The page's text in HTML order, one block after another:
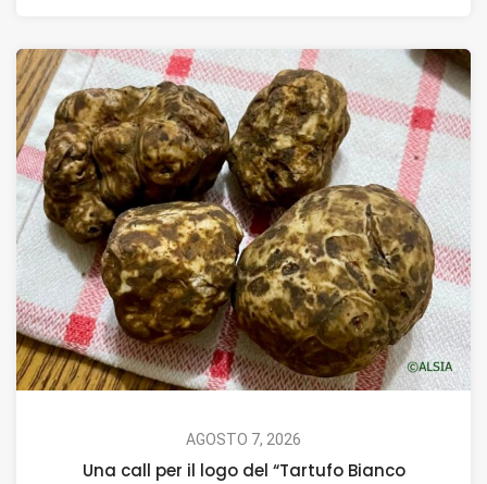
AGOSTO 7, 2026
Una call per il logo del “Tartufo Bianco